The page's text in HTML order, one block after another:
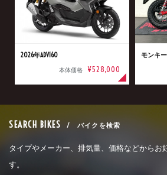
2026年ADV160
本体価格 ¥528,000
モンキー
SEARCH BIKES / バイクを検索
タイプやメーカー、排気量、価格などからお
す。